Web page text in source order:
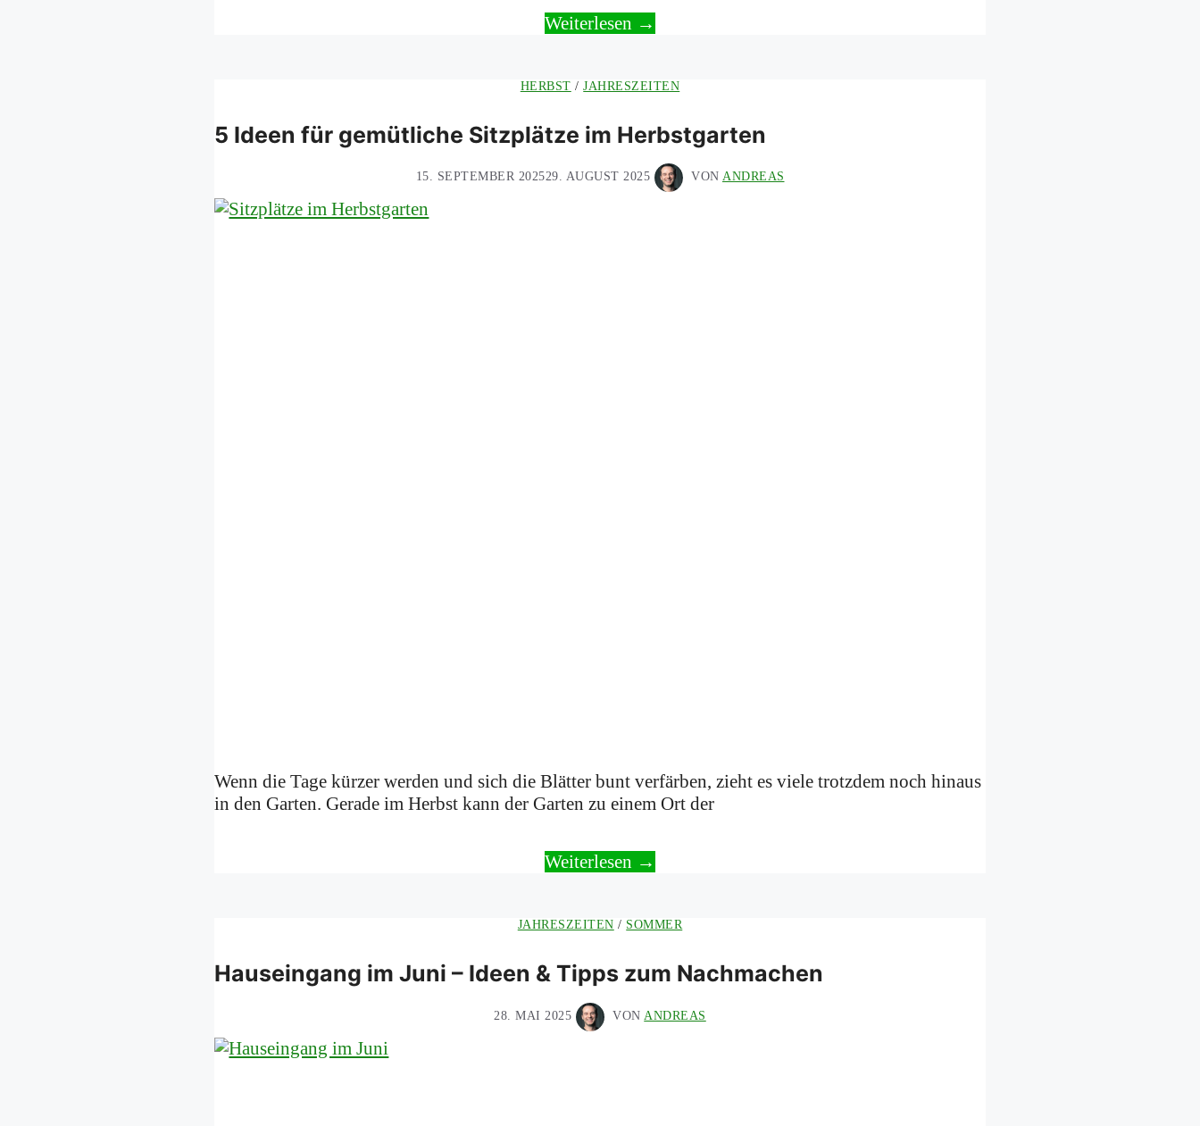
Weiterlesen →
HERBST /JAHRESZEITEN
5 Ideen für gemütliche Sitzplätze im Herbstgarten
15. SEPTEMBER 202529. AUGUST 2025 VON ANDREAS
Wenn die Tage kürzer werden und sich die Blätter bunt verfärben, zieht es viele trotzdem noch hinaus
in den Garten. Gerade im Herbst kann der Garten zu einem Ort der
Weiterlesen →
JAHRESZEITEN / SOMMER
Hauseingang im Juni – Ideen & Tipps zum Nachmachen
28. MAI 2025 VON ANDREAS